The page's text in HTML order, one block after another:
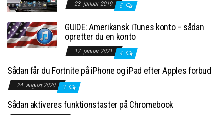
23. januar 2019 5
GUIDE: Amerikansk iTunes konto – sådan
opretter du en konto
17. januar 2021 4
Sådan får du Fortnite på iPhone og iPad efter Apples forbud
24. august 2020 3
Sådan aktiveres funktionstaster på Chromebook